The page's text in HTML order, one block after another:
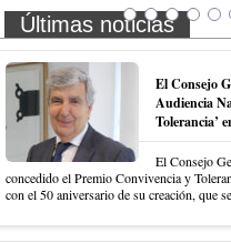
Últimas noticias
El Consejo
Audiencia
Tolerancia’
El Consejo
concedido el Premio Convivencia y
con el 50 aniversario de su creación, que